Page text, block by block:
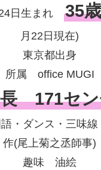
日生まれ 35歳
月22日現在)
東京都出身
所属 office MUGI
171セ
・ダンス・三味線
作(尾上菊之丞師事)
趣味 油絵